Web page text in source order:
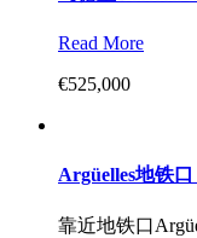
Read More
€525,000
Argüelles地铁
靠近地铁口